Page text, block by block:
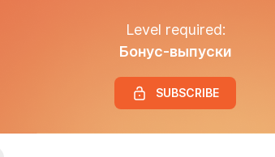
Level required:
Бонус-выпуски
SUBSCRIBE